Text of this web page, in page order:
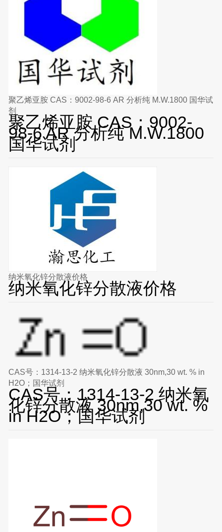
聚乙烯亚胺 CAS：9002-98-6 AR 分析纯 M.W.1800 国华试
剂
聚乙烯亚胺 CAS：9002-
98-6 AR 分析纯 M.W.1800
国华试剂
纳米氧化锌分散液价格
纳米氧化锌分散液价格
CAS号：1314-13-2 纳米氧化锌分散液 30nm,30 wt. % in
H2O；国华试剂
CAS号：1314-13-2 纳米氧
化锌分散液 30nm,30 wt. %
in H2O；国华试剂